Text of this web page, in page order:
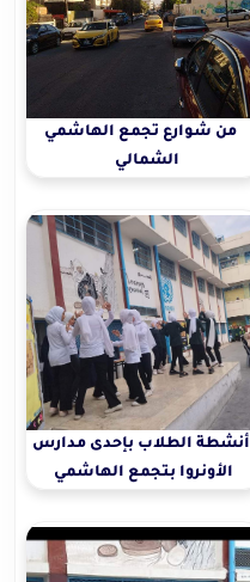
من شوارع تجمع الهاشمي
الشمالي
أنشطة الطلاب بإحدى مدارس
الأونروا بتجمع الهاشمي